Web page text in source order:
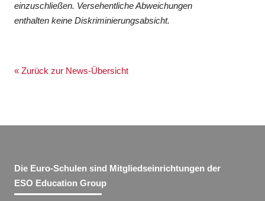
einzuschließen. Versehentliche Abweichungen
enthalten keine Diskriminierungsabsicht.
« Zurück zur News-Übersicht
Die Euro-Schulen sind Mitgliedseinrichtungen der
ESO Education Group